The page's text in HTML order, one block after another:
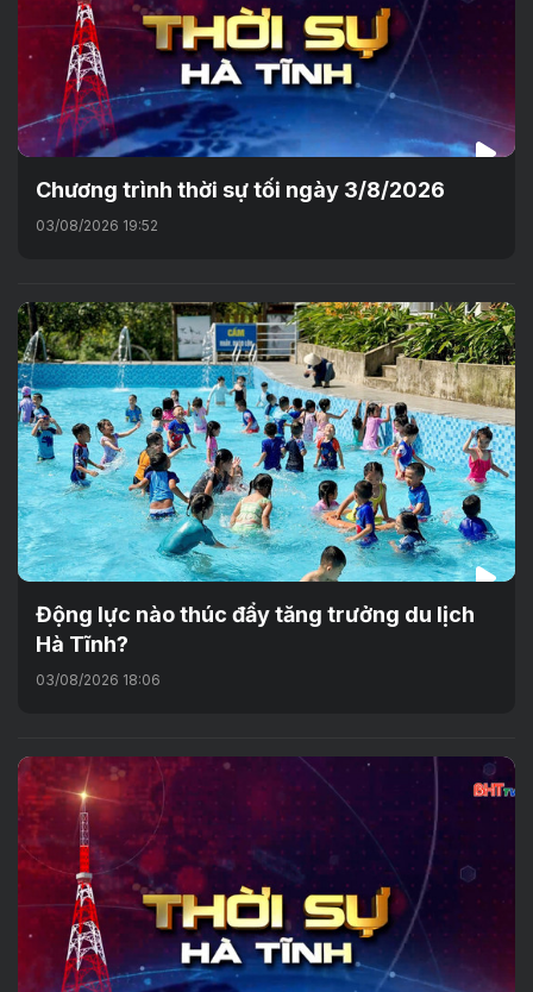
Chương trình thời sự tối ngày 3/8/2026
03/08/2026 19:52
Động lực nào thúc đẩy tăng trưởng du lịch
Hà Tĩnh?
03/08/2026 18:06